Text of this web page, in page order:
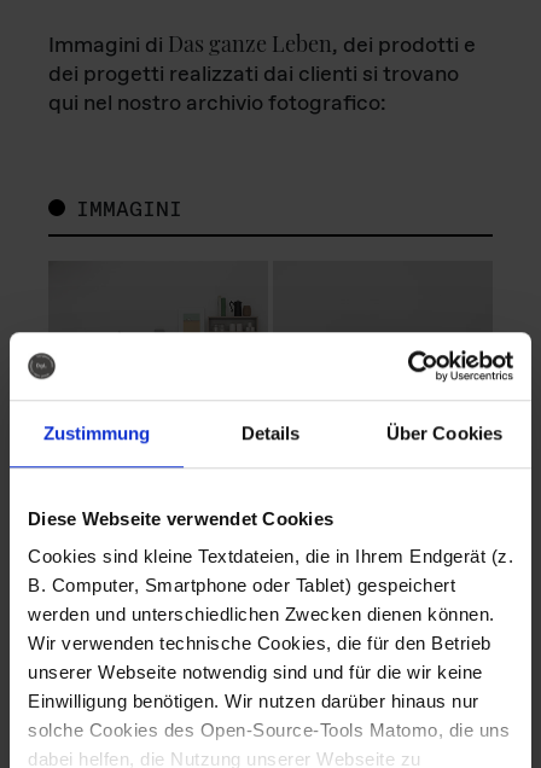
Zustimmung Details Über Cookies
Diese Webseite verwendet Cookies
Cookies sind kleine Textdateien, die in Ihrem Endgerät (z.
B. Computer, Smartphone oder Tablet) gespeichert
werden und unterschiedlichen Zwecken dienen können.
Wir verwenden technische Cookies, die für den Betrieb
unserer Webseite notwendig sind und für die wir keine
Einwilligung benötigen. Wir nutzen darüber hinaus nur
solche Cookies des Open-Source-Tools Matomo, die uns
dabei helfen, die Nutzung unserer Webseite zu
Immagini di Das ganze Leben, dei prodotti e
dei progetti realizzati dai clienti si trovano
qui nel nostro archivio fotografico:
IMMAGINI
Fotografo: Lorenz
Sternbach
Download
Fotografo: Lorenz
Sternbach
Download